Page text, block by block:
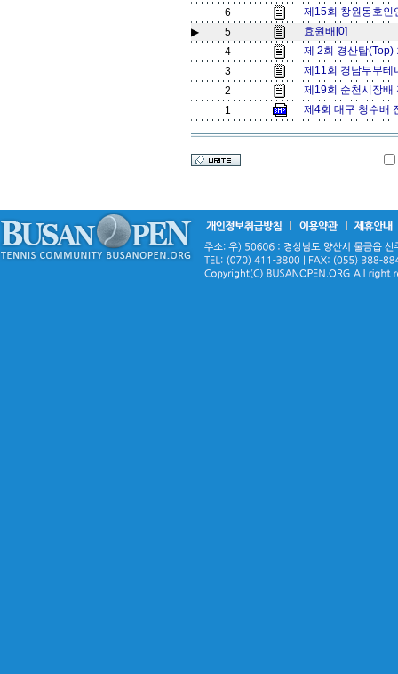
6
제15회 창원동호
▶
5
효원배[0]
4
제 2회 경산탑
3
제11회 경남부부
2
제19회 순천시장배
1
제4회 대구 청수배